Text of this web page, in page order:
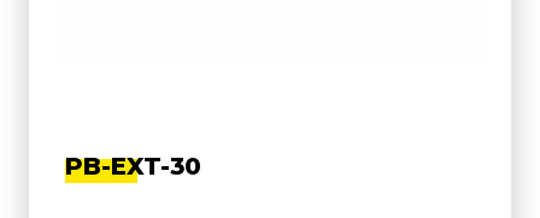
PB-EXT-30